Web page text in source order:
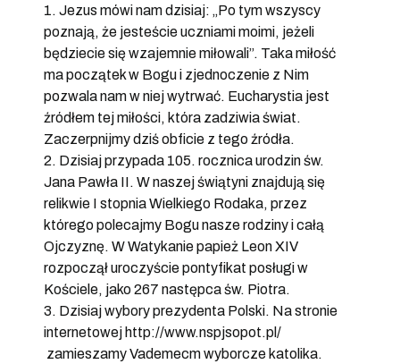
1. Jezus mówi nam dzisiaj: „Po tym wszyscy
poznają, że jesteście uczniami moimi, jeżeli
będziecie się wzajemnie miłowali”. Taka miłość
ma początek w Bogu i zjednoczenie z Nim
pozwala nam w niej wytrwać. Eucharystia jest
źródłem tej miłości, która zadziwia świat.
Zaczerpnijmy dziś obficie z tego źródła.
2. Dzisiaj przypada 105. rocznica urodzin św.
Jana Pawła II. W naszej świątyni znajdują się
relikwie I stopnia Wielkiego Rodaka, przez
którego polecajmy Bogu nasze rodziny i całą
Ojczyznę. W Watykanie papież Leon XIV
rozpoczął uroczyście pontyfikat posługi w
Kościele, jako 267 następca św. Piotra.
3. Dzisiaj wybory prezydenta Polski. Na stronie
internetowej http://www.nspjsopot.pl/
zamieszamy Vademecm wyborcze katolika.